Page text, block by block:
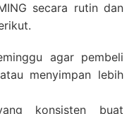
secara rutin dan
agar pembeli
menyimpan lebih
konsisten buat